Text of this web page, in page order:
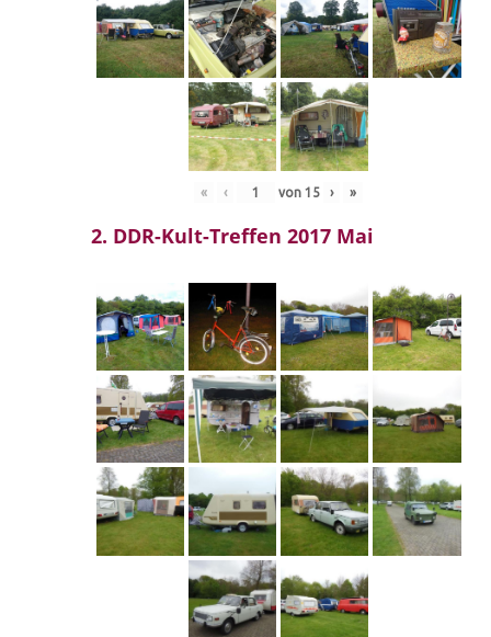
« ‹ von 15 › »
2. DDR-Kult-Treffen 2017 Mai